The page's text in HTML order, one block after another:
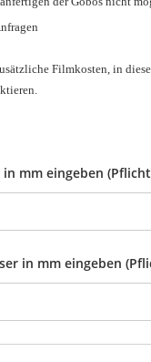
Filmkosten, in
mm eingeben
in mm eingeben